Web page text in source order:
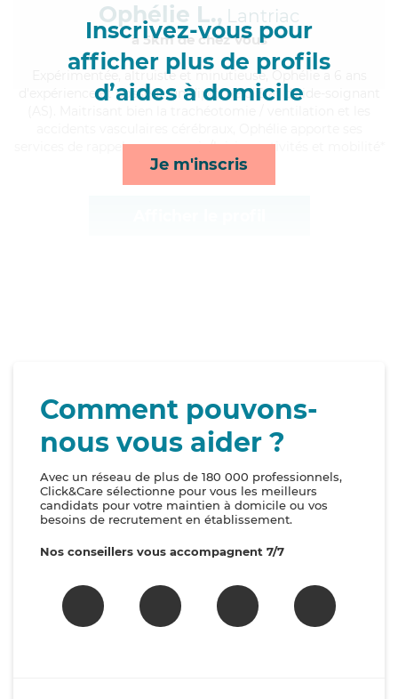
Inscrivez-vous pour
afficher plus de profils
d’aides à domicile
Je m'inscris
Ophélie L., Lantriac
à 5km de chez Vous
, altruiste et minutieuse, Ophélie a 6 ans
d'expérience et possède un diplôme d'Etat d'aide-soignant
services de rappels, compagnie/loisirs, activités et mobilité*
Comment pouvons-
nous vous aider ?
Avec un réseau de plus de 180 000 professionnels,
Click&Care sélectionne pour vous les meilleurs
candidats pour votre maintien à domicile ou vos
besoins de recrutement en établissement.
Nos conseillers vous accompagnent 7/7